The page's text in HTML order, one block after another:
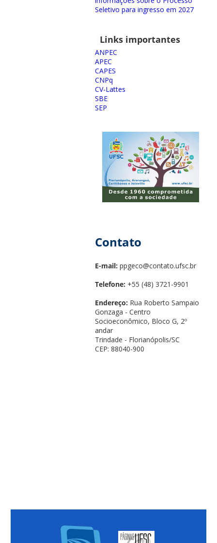
Seletivo para ingresso em 2027
Links importantes
ANPEC
APEC
CAPES
CNPq
CV-Lattes
SBE
SEP
Contato
E-mail: ppgeco@contato.ufsc.br
Telefone: +55 (48) 3721-9901
Endereço: Rua Roberto Sampaio
Gonzaga - Centro
Socioeconômico, Bloco G, 2º
andar
Trindade - Florianópolis/SC
CEP: 88040-900